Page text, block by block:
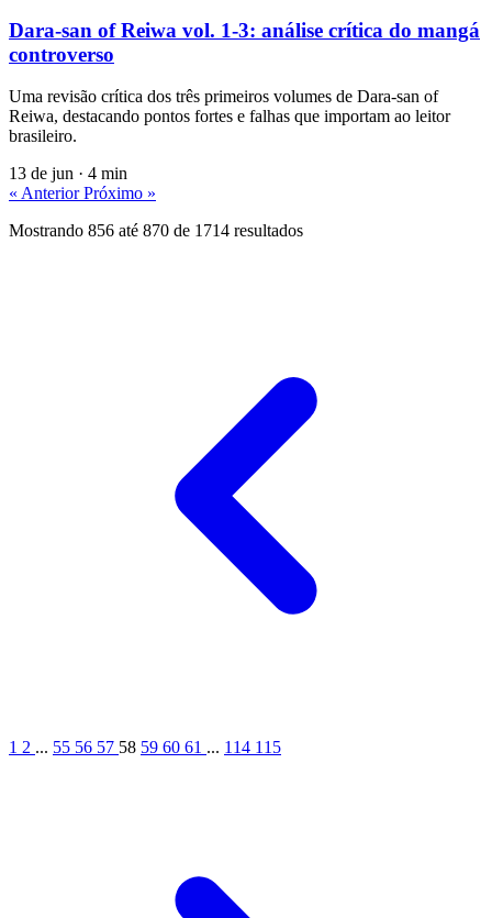
Dara-san of Reiwa vol. 1‑3: análise crítica do mangá
controverso
Uma revisão crítica dos três primeiros volumes de Dara-san of
Reiwa, destacando pontos fortes e falhas que importam ao leitor
brasileiro.
13 de jun · 4 min
« AnteriorPróximo »
Mostrando 856 até 870 de 1714 resultados
1 2 ... 55 56 57 58 59 60 61 ... 114 115